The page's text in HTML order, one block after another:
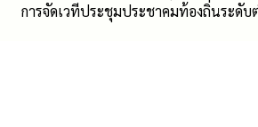
การจัดเวทีประชุมประชาคมท้องถิ่นระ